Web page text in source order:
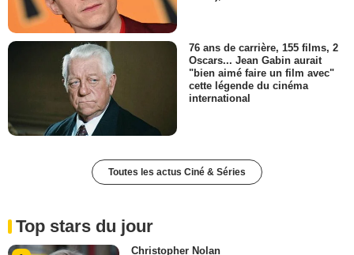
76 ans de carrière, 155 films, 2
Oscars... Jean Gabin aurait
"bien aimé faire un film avec"
cette légende du cinéma
international
Toutes les actus Ciné & Séries
Top stars du jour
Christopher Nolan